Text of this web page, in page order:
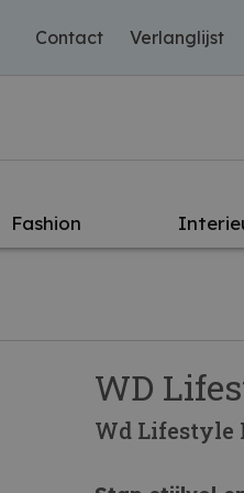
Contact Verlanglijst
Fashion
WD
Wd Lifestyle